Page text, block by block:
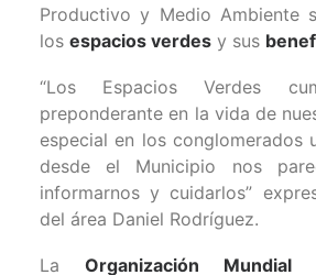
Productivo y Medio Ambiente
los espacios verdes y sus
“Los Espacios Verdes
preponderante en la vida de
especial en los conglomerados
desde el Municipio nos
informarnos y cuidarlos”
del área Daniel Rodríguez.
LaOrganización